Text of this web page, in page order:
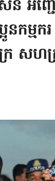
ែន អញ្
ម្មក
សហគ្